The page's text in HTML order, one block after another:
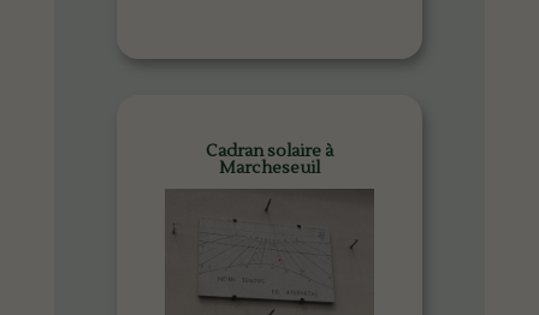
Cadran solaire à
Marcheseuil